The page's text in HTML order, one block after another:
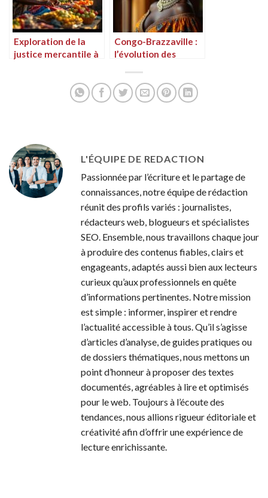
Exploration de la
justice mercantile à
Congo-Brazzaville :
l’évolution des
coutumiers célébrés
à domicile
L'ÉQUIPE DE REDACTION
Passionnée par l’écriture et le partage de
connaissances, notre équipe de rédaction
réunit des profils variés : journalistes,
rédacteurs web, blogueurs et spécialistes
SEO. Ensemble, nous travaillons chaque jour
à produire des contenus fiables, clairs et
engageants, adaptés aussi bien aux lecteurs
curieux qu’aux professionnels en quête
d’informations pertinentes. Notre mission
est simple : informer, inspirer et rendre
l’actualité accessible à tous. Qu’il s’agisse
d’articles d’analyse, de guides pratiques ou
de dossiers thématiques, nous mettons un
point d’honneur à proposer des textes
documentés, agréables à lire et optimisés
pour le web. Toujours à l’écoute des
tendances, nous allions rigueur éditoriale et
créativité afin d’offrir une expérience de
lecture enrichissante.